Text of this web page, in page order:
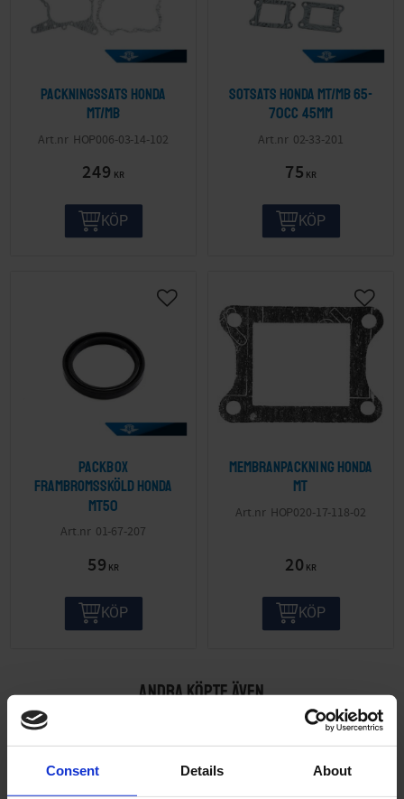
Consent Details About
Packningssats Honda
MT/MB
HOP006-03-14-102
249 KR
KÖP
Sotsats Honda MT/MB 65-
70cc 45mm
02-33-201
75 KR
KÖP
Packbox
frambromssköld Honda
MT50
01-67-207
59 KR
KÖP
Membranpackning Honda
MT
HOP020-17-118-02
20 KR
KÖP
ANDRA KÖPTE ÄVEN